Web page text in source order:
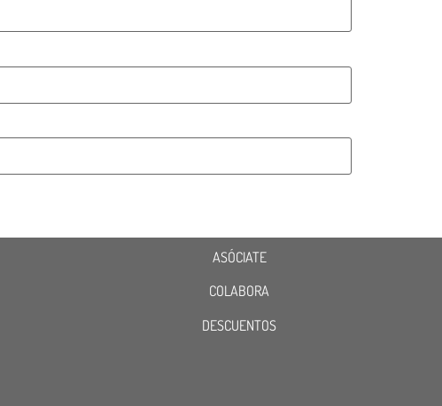
ASÓCIATE
COLABORA
DESCUENTOS